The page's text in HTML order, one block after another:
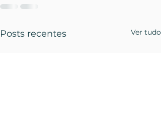
Posts recentes Ver tudo